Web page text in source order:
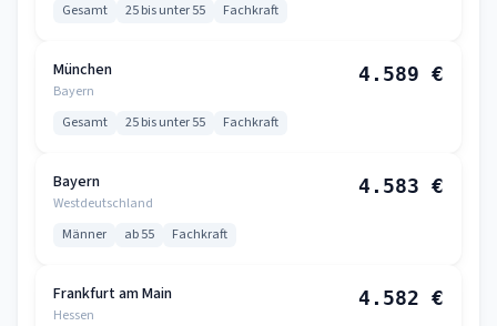
Gesamt 25 bis unter 55 Fachkraft
München
Bayern
4.589 €
Gesamt 25 bis unter 55 Fachkraft
Bayern
Westdeutschland
4.583 €
Männer ab 55 Fachkraft
Frankfurt am Main
Hessen
4.582 €